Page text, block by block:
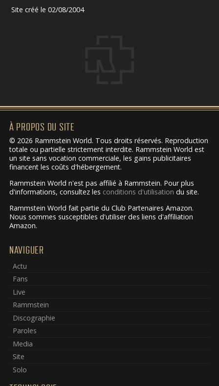
Site créé le 02/08/2004
À PROPOS DU SITE
© 2026 Rammstein World. Tous droits réservés. Reproduction
totale ou partielle strictement interdite. Rammstein World est
un site sans vocation commerciale, les gains publicitaires
financent les coûts d'hébergement.
Rammstein World n'est pas affilié à Rammstein. Pour plus
d'informations, consultez les conditions d'utilisation du site.
Rammstein World fait partie du Club Partenaires Amazon.
Nous sommes susceptibles d'utiliser des liens d'affiliation
Amazon.
NAVIGUER
Actu
Fans
Live
Rammstein
Discographie
Paroles
Media
Site
Solo